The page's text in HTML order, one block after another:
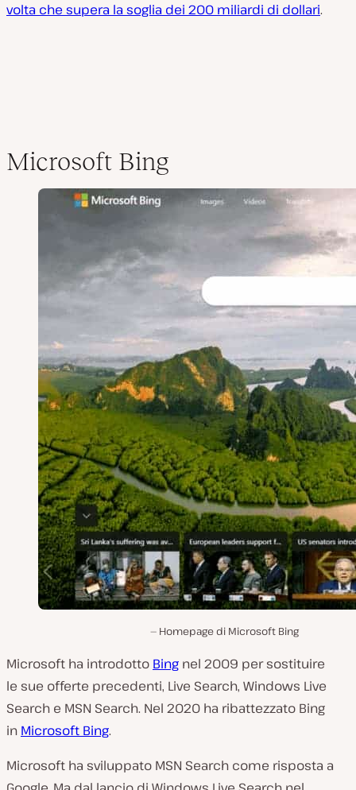
volta che supera la soglia dei 200 miliardi di dollari.
Microsoft Bing
Homepage di Microsoft Bing
Microsoft ha introdotto Bing nel 2009 per sostituire
le sue offerte precedenti, Live Search, Windows Live
Search e MSN Search. Nel 2020 ha ribattezzato Bing
in Microsoft Bing.
Microsoft ha sviluppato MSN Search come risposta a